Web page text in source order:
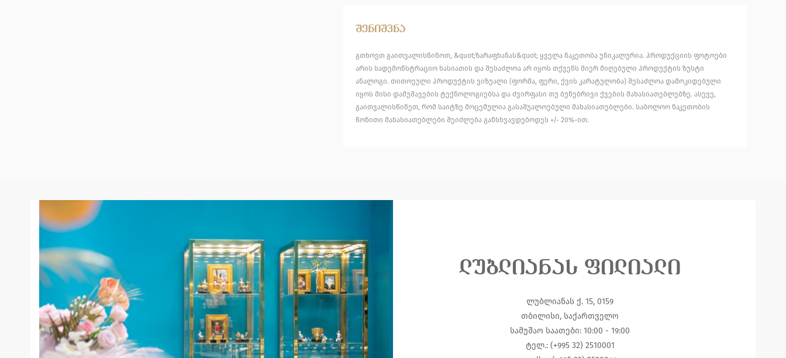
შენიშვნა
გთხოვთ გაითვალისწინოთ, &quot;ზარაფხანას&quot; ყველა ნაკეთობა უნიკალურია. პროდუქციის ფოტოები
არის სადემონსტრაციო ხასიათის და შესაძლოა არ იყოს თქვენს მიერ მიღებული პროდუქტის ზუსტი
ანალოგი. თითოეული პროდუქტის ვიზუალი (ფორმა, ფერი, ქვის კარატულობა) შესაძლოა დამოკიდებული
იყოს მისი დამუშავების ტექნოლოგიებსა და ძვირფასი თუ ბუნებრივი ქვების მახასიათებლებზე. ასევე,
გაითვალისწინეთ, რომ საიტზე მოცემულია გასაშუალოებული მახასიათებლები. საბოლოო ნაკეთობის
წონითი მახასიათებლები შეიძლება განსხვავდებოდეს +/- 20%-ით.
ლუბლიანას ფილიალი
ლუბლიანას ქ. 15, 0159
თბილისი, საქართველო
სამუშაო საათები: 10:00 - 19:00
ტელ.: (+995 32) 2510001